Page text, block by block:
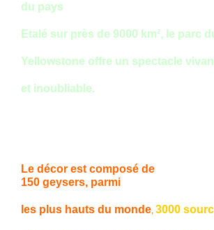
du pays
Etalé sur près de 9000 km², le parc
Yellowstone offre un spectacle
et inoubliable.
Le décor est composé de
150 geysers, parmi
les plus hauts du monde, 3000